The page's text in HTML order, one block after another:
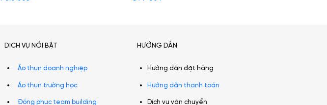
DỊCH VỤ NỔI BẬT
Áo thun doanh nghiệp
Áo thun trường học
Đồng phục team building
HƯỚNG DẪN
Hướng dẫn đặt hàng
Hướng dẫn thanh toán
Dịch vụ vận chuyển